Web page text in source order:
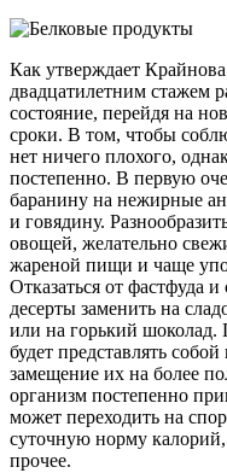
Как утверждает
двадцатилетним стажем
состояние, перейдя на
сроки. В том, чтобы
нет ничего плохого,
постепенно. В первую
баранину на нежирные
и говядину.
овощей, желательно
жареной пищи и чаще
Отказаться от фастфуда
десерты заменить на
или на горький шоколад.
будет представлять
замещение их на более
организм постепенно
может переходить на
суточную норму калорий,
прочее.